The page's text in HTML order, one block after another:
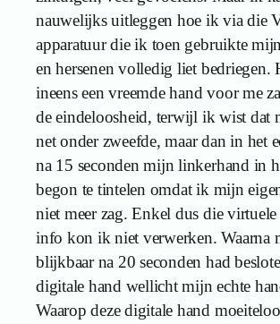
nauwelijks uitleggen hoe ik via die
apparatuur die ik toen gebruikte
en hersenen volledig liet bedriegen.
ineens een vreemde hand voor me
de eindeloosheid, terwijl ik wist dat
net onder zweefde, maar dan in het
na 15 seconden mijn linkerhand in
begon te tintelen omdat ik mijn
niet meer zag. Enkel dus die
info kon ik niet verwerken. Waarna
blijkbaar na 20 seconden had
digitale hand wellicht mijn echte
Waarop deze digitale hand